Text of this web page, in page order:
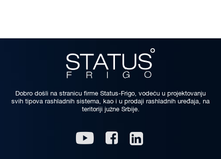
Dobro došli na stranicu firme Status-Frigo, vodeću u projektovanju
svih tipova rashladnih sistema, kao i u prodaji rashladnih uređaja, na
teritoriji južne Srbije.
Youtube Facebook